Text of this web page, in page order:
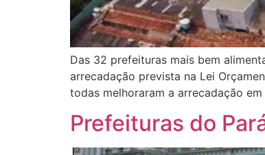
Das 32 prefeituras mais bem
arrecadação prevista na Lei
todas melhoraram a arrecadação
Prefeituras do